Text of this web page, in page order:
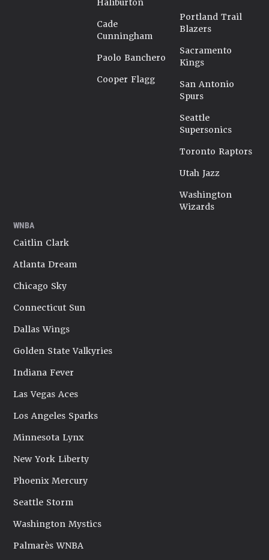
Haliburton
Cade
Cunningham
Paolo Banchero
Cooper Flagg
Portland Trail
Blazers
Sacramento
Kings
San Antonio
Spurs
Seattle
Supersonics
Toronto Raptors
Utah Jazz
Washington
Wizards
WNBA
Caitlin Clark
Atlanta Dream
Chicago Sky
Connecticut Sun
Dallas Wings
Golden State Valkyries
Indiana Fever
Las Vegas Aces
Los Angeles Sparks
Minnesota Lynx
New York Liberty
Phoenix Mercury
Seattle Storm
Washington Mystics
Palmarès WNBA